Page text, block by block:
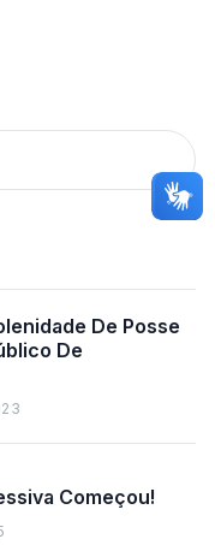
De Posse
De
Começou!